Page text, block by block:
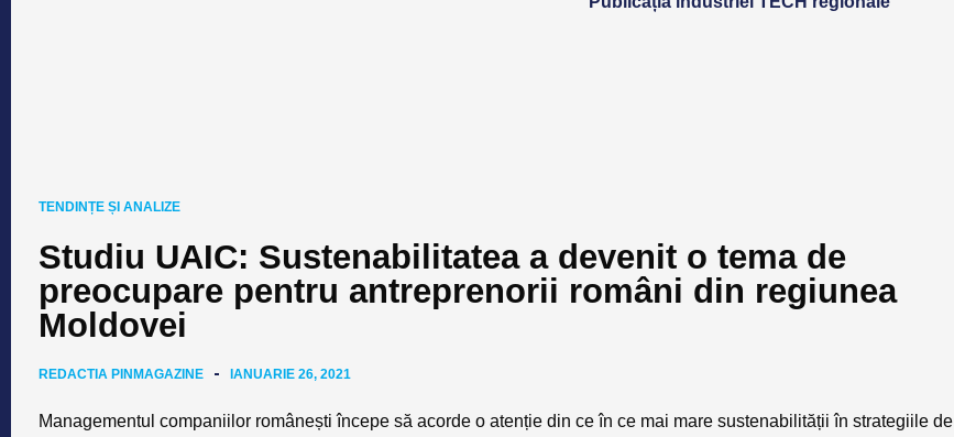
TENDINȚE ȘI ANALIZE
Studiu UAIC: Sustenabilitatea a devenit o tema de
preocupare pentru antreprenorii români din regiunea
Moldovei
REDACTIA PINMAGAZINE IANUARIE 26, 2021
Managementul companiilor românești începe să acorde o atenție din ce în ce mai mare sustenabilității în strategiile de